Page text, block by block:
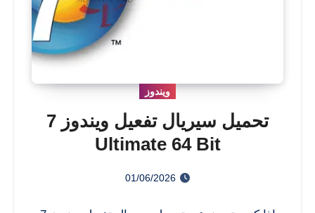
ويندوز
تحميل سيريال تفعيل ويندوز 7
Ultimate 64 Bit
01/06/2026